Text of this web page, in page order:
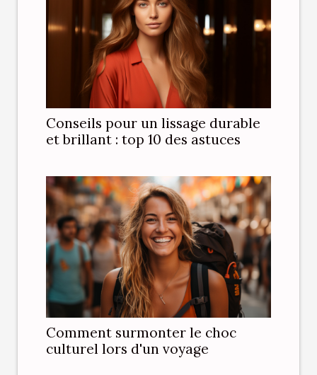
Conseils pour un lissage durable
et brillant : top 10 des astuces
Comment surmonter le choc
culturel lors d'un voyage